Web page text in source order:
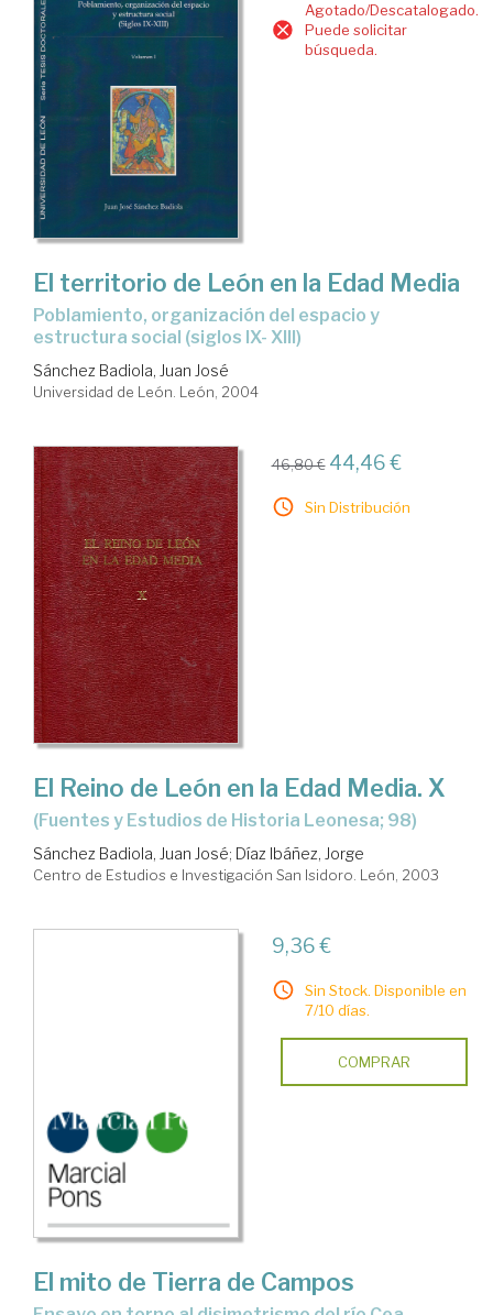
Agotado/Descatalogado.
Puede solicitar
búsqueda.
El territorio de León en la Edad Media
poblamiento, organización del espacio y
estructura social (siglos IX- XIII)
Sánchez Badiola, Juan José
Universidad de León. León, 2004
46,80 € 44,46 €
Sin Distribución
El Reino de León en la Edad Media. X
(Fuentes y Estudios de Historia Leonesa; 98)
Sánchez Badiola, Juan José; Díaz Ibáñez, Jorge
Centro de Estudios e Investigación San Isidoro. León, 2003
9,36 €
Sin Stock. Disponible en
7/10 días.
COMPRAR
El mito de Tierra de Campos